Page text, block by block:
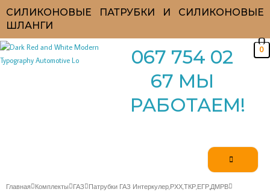
СИЛИКОНОВЫЕ ПАТРУБКИ И СИЛИКОНОВЫЕ
ШЛАНГИ
067 754 02
67 МЫ
РАБОТАЕМ!
0
Главная Комплекты ГАЗ
Патрубки ГАЗ Интеркулер,РХХ,ТКР,ЕГР,ДМРВ